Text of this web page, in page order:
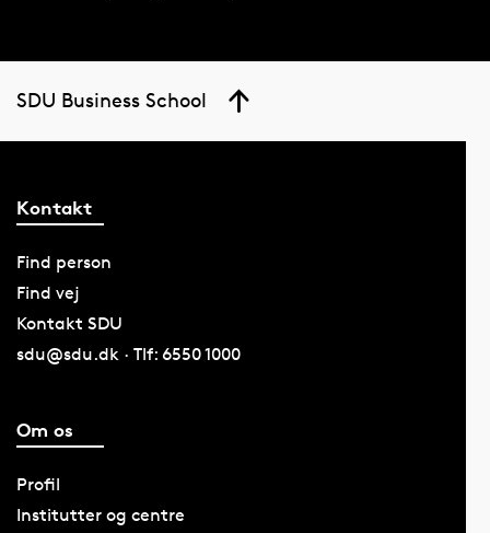
SDU Business School
Kontakt
Find person
Find vej
Kontakt SDU
sdu@sdu.dk · Tlf: 6550 1000
Om os
Profil
Institutter og centre